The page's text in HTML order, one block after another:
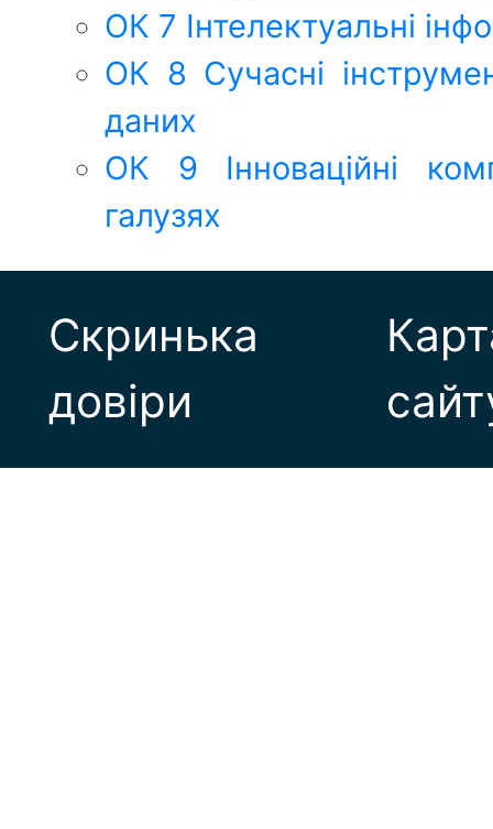
ОК 7 Інтелектуальні
ОК 8 Сучасні
даних
ОК 9 Інноваційні
галузях
Скринька
довіри